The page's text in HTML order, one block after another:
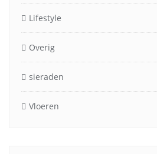
Lifestyle
Overig
sieraden
Vloeren